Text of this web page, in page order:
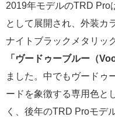
2019年モデルのTRD Pro
として展開され、外装カ
ナイトブラックメタリッ
「ヴードゥーブルー（
ました。中でもヴードゥ
ードを象徴する専用色と
く、後年のTRD Proモデ